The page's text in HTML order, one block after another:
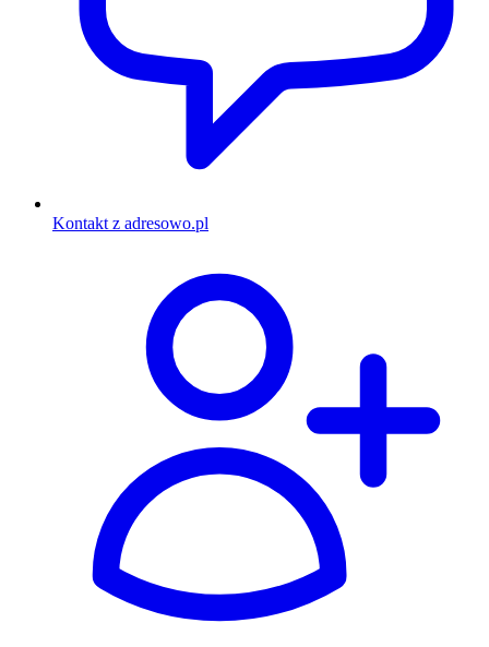
Kontakt z adresowo.pl